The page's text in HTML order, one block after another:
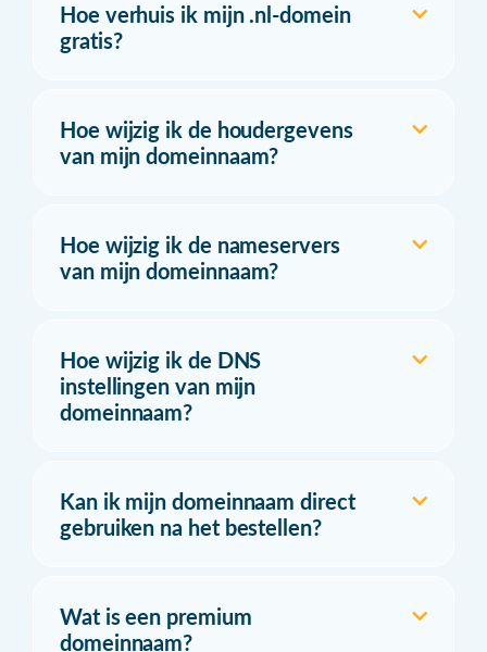
Hoe verhuis ik mijn .nl-domein
gratis?
Hoe wijzig ik de houdergevens
van mijn domeinnaam?
Hoe wijzig ik de nameservers
van mijn domeinnaam?
Hoe wijzig ik de DNS
instellingen van mijn
domeinnaam?
Kan ik mijn domeinnaam direct
gebruiken na het bestellen?
Wat is een premium
domeinnaam?